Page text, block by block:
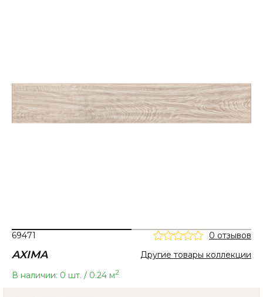
69471 0 отзывов
AXIMA
Другие товары коллекции
В наличии: 0 шт. / 0.24 м2